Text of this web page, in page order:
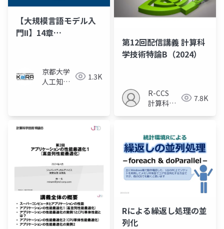
【大規模言語モデル入
門Ⅱ】14章
京都大学
人工知能
1.3K
第12回配信講義 計算科
学技術特論B（2024）
R-CCS
計算科学
7.8K
Rによる繰返し処理の並
列化